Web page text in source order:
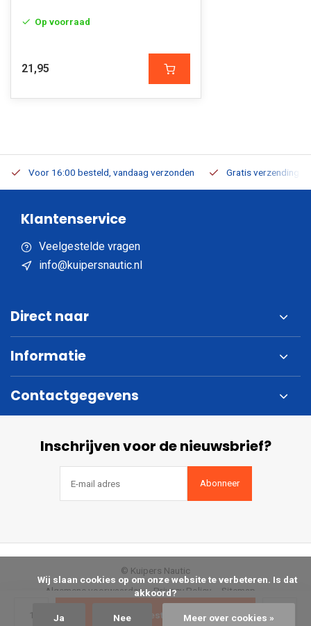
Bestellen
Op voorraad
21,95
Voor 16:00 besteld, vandaag verzonden Gratis verzending
Klantenservice
Veelgestelde vragen
info@kuipersnautic.nl
Direct naar
Informatie
Contactgegevens
Inschrijven voor de nieuwsbrief?
Abonneer
Algemene voorwaarden Privacy Policy Sitemap
© Kuipers Nautic
akkoord?
Ja Nee Meer over cookies »